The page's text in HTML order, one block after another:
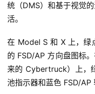
统（DMS）和基于视觉
活。
在 Model S 和 X 上，绿
的 FSD/AP 方向盘图标
来的 Cybertruck）上，
池指示器和蓝色 FSD/AP